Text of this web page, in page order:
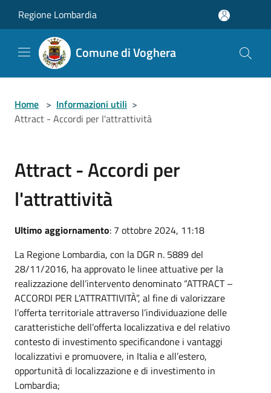
Regione Lombardia
Comune di Voghera
Home > Informazioni utili >
Attract - Accordi per l'attrattività
Attract - Accordi per
l'attrattività
Ultimo aggiornamento: 7 ottobre 2024, 11:18
La Regione Lombardia, con la DGR n. 5889 del
28/11/2016, ha approvato le linee attuative per la
realizzazione dell’intervento denominato “ATTRACT –
ACCORDI PER L’ATTRATTIVITÀ”, al fine di valorizzare
l’offerta territoriale attraverso l’individuazione delle
caratteristiche dell’offerta localizzativa e del relativo
contesto di investimento specificandone i vantaggi
localizzativi e promuovere, in Italia e all’estero,
opportunità di localizzazione e di investimento in
Lombardia;